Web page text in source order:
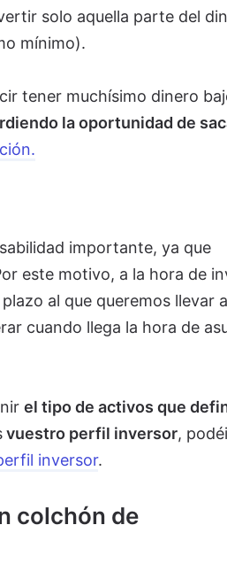
solo aquella parte del
mínimo).
tener muchísimo dinero
la oportunidad de
importante, ya que
este motivo, a la hora de
al que queremos llevar
cuando llega la hora de
el tipo de activos que
vuestro perfil inversor,
inversor.
colchón de